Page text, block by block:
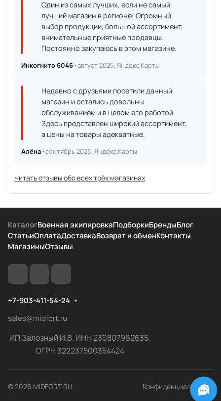
Один из самых лучших, если не самый
лучший магазин в регионе! Огромный
выбор продукции, большой ассортимент,
внимательные приятные продавцы.
Постоянно закупаюсь в этом магазине.
Инкогнито 6046 ·август 2025, Яндекс.Карты
Недавно с друзьями посетили данный
магазин и остались довольны
обслуживанием и в целом его работой.
Здесь представлен широкий ассортимент,
а цены на товары адекватные.
Алёна ·сентябрь 2025, Яндекс.Карты
Читать отзывы обо всех трёх магазинах
КаталогВоенная экипировкаПодборкиБрендыБлог
СтатьиОплатаДоставкаВозврат и обменКонтакты
МагазиныОтзывы
+7-903-411-54-24
sales@midfort.ru
ИП Залозный И.В. ИНН 230807962635,
ОГРН 322237500354424
© 2026 MIDFORT.RU Конфиденциальность